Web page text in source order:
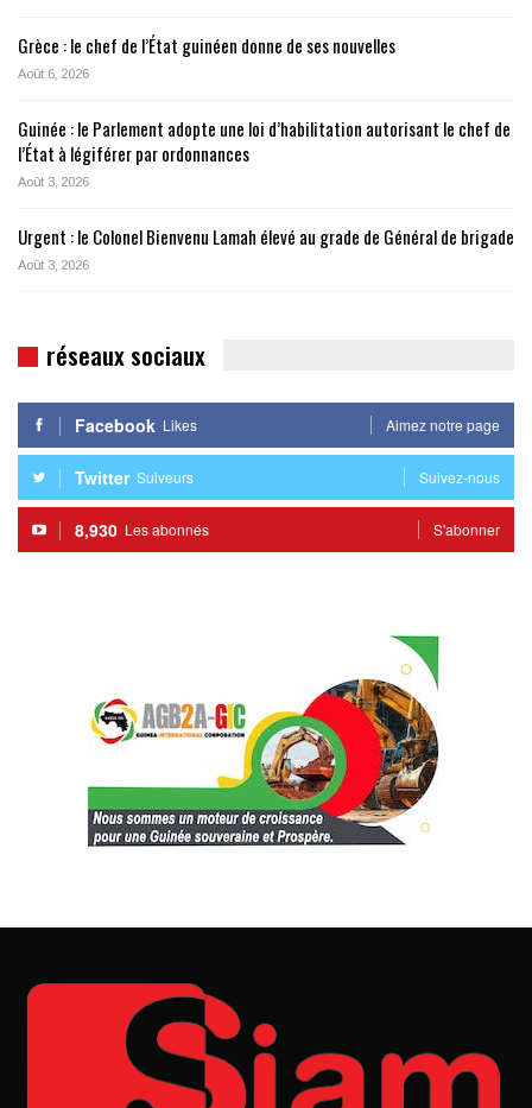
Grèce : le chef de l’État guinéen donne de ses nouvelles
Août 6, 2026
Guinée : le Parlement adopte une loi d’habilitation autorisant le chef de
l’État à légiférer par ordonnances
Août 3, 2026
Urgent : le Colonel Bienvenu Lamah élevé au grade de Général de brigade
Août 3, 2026
réseaux sociaux
Facebook Likes Aimez notre page
Twitter Suiveurs Suivez-nous
8,930 Les abonnés S'abonner